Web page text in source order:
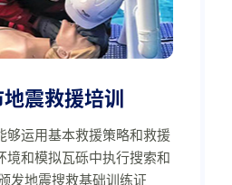
震救援培训
够运用基本救援策略和救援
境和模拟瓦砾中执行搜索和
发地震搜救基础训练证